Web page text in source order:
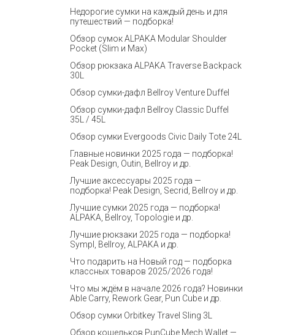
Недорогие сумки на каждый день и для
путешествий — подборка!
Обзор сумок ALPAKA Modular Shoulder
Pocket (Slim и Max)
Обзор рюкзака ALPAKA Traverse Backpack
30L
Обзор сумки-дафл Bellroy Venture Duffel
Обзор сумки-дафл Bellroy Classic Duffel
35L / 45L
Обзор сумки Evergoods Civic Daily Tote 24L
Главные новинки 2025 года — подборка!
Peak Design, Outin, Bellroy и др.
Лучшие аксессуары 2025 года —
подборка! Peak Design, Secrid, Bellroy и др.
Лучшие сумки 2025 года — подборка!
ALPAKA, Bellroy, Topologie и др.
Лучшие рюкзаки 2025 года — подборка!
Sympl, Bellroy, ALPAKA и др.
Что подарить на Новый год — подборка
классных товаров 2025/2026 года!
Что мы ждём в начале 2026 года? Новинки
Able Carry, Rework Gear, Pun Cube и др.
Обзор сумки Orbitkey Travel Sling 3L
Обзор кошельков PunCube Mech Wallet —